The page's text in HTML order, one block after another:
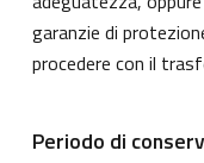
garanzie di
procedere con il
Periodo di